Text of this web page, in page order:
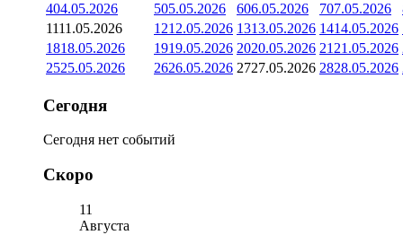
404.05.2026 505.05.2026 606.05.2026 707.05.2026
1111.05.2026 1212.05.2026 1313.05.2026 1414.05.2026
1818.05.2026 1919.05.2026 2020.05.2026 21 21.05.2026
2525.05.2026 2626.05.2026 2727.05.2026 2828.05.2026
Сегодня
Сегодня нет событий
Скоро
11
Августа